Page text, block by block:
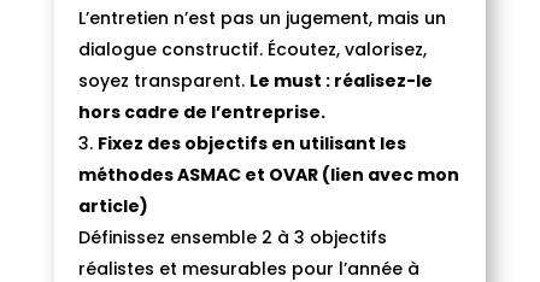
L’entretien n’est pas un jugement, mais un
dialogue constructif. Écoutez, valorisez,
soyez transparent. Le must : réalisez-le
hors cadre de l’entreprise.
Fixez des objectifs en utilisant les
méthodes ASMAC et OVAR (lien avec mon
article)
Définissez ensemble 2 à 3 objectifs
réalistes et mesurables pour l’année à